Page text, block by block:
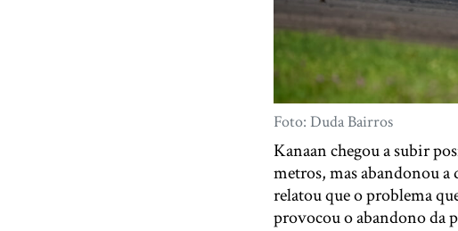
Foto: Duda Bairros
Kanaan chegou a subir
metros, mas abandonou
relatou que o problema
provocou o abandono da